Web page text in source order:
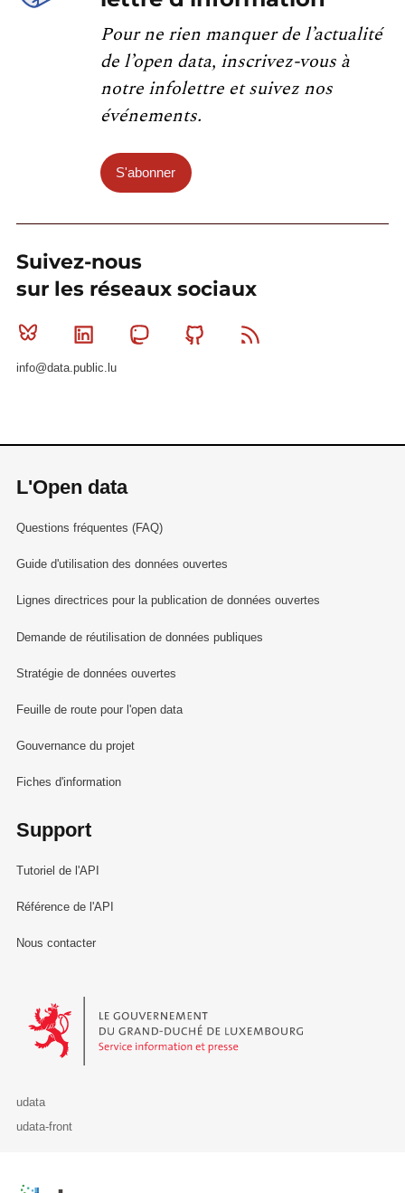
Pour ne rien manquer de l’actualité
de l’open data, inscrivez-vous à
notre infolettre et suivez nos
événements.
S'abonner
Suivez-nous
sur les réseaux sociaux
Bluesky Linkedin MastodonGithub
info@data.public.lu
L'Open data
Questions fréquentes (FAQ)
Guide d'utilisation des données ouvertes
Lignes directrices pour la publication de données ouvertes
Demande de réutilisation de données publiques
Stratégie de données ouvertes
Feuille de route pour l'open data
Gouvernance du projet
Fiches d'information
Support
Tutoriel de l'API
Référence de l'API
Nous contacter
Le Gouvernement du Grand-Duché de Luxembourg - Service
udata
udata-front